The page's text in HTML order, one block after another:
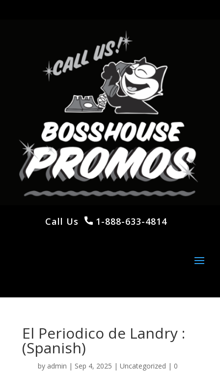
Call Us 1-888-633-4814
El Periodico de Landry :
(Spanish)
by admin | Sep 4, 2025 | Uncategorized | 0